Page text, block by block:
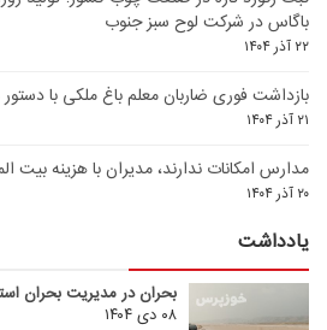
باگاس در شرکت لوح سبز جنوب
۲۲ آذر ۱۴۰۴
بازداشت فوری ضاربان معلم باغ ملکی با
۲۱ آذر ۱۴۰۴
مدارس امکانات ندارند، مدیران با هزینه بیت
۲۰ آذر ۱۴۰۴
یادداشت
بحران در مدیریت بحران
۰۸ دی ۱۴۰۴